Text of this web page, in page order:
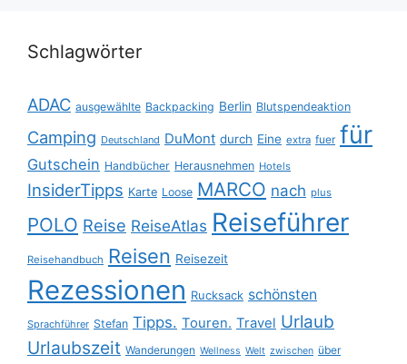
Schlagwörter
ADAC ausgewählte Backpacking Berlin Blutspendeaktion
Camping Deutschland DuMont durch Eine extra fuer für
Gutschein Handbücher Herausnehmen Hotels
InsiderTipps Karte Loose MARCO nach plus
POLO Reise ReiseAtlas Reiseführer
Reisehandbuch Reisen Reisezeit
Rezessionen Rucksack schönsten
Sprachführer Stefan Tipps. Touren. Travel Urlaub
Urlaubszeit Wanderungen Wellness Welt zwischen über